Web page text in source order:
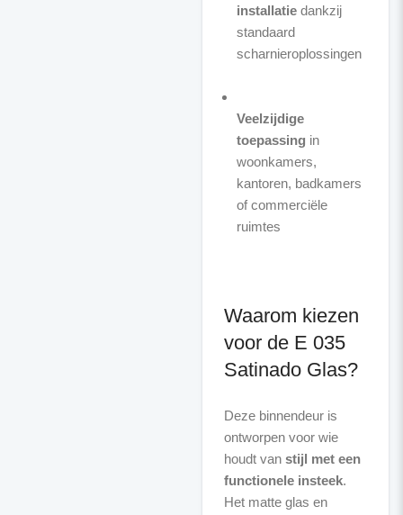
installatiedankzij
standaard
scharnieroplossingen
Veelzijdige
toepassing in
woonkamers,
kantoren, badkamers
of commerciële
ruimtes
Waarom kiezen
voor de E 035
Satinado Glas?
Deze binnendeur is
ontworpen voor wie
houdt van stijl met een
functionele insteek.
Het matte glas en